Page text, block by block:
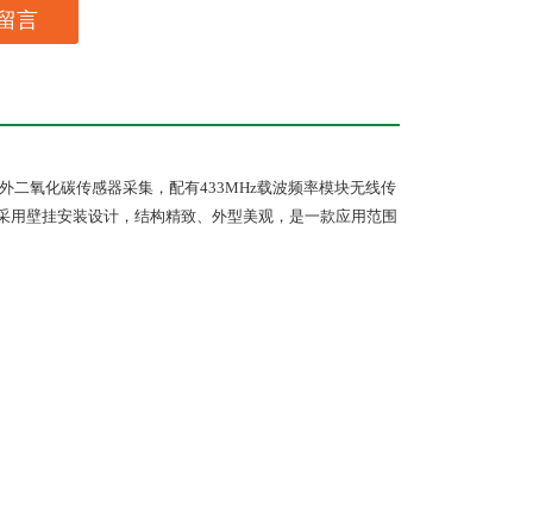
言
二氧化碳传感器采集，配有433MHz载波频率模块无线传
用壁挂安装设计，结构精致、外型美观，是一款应用范围